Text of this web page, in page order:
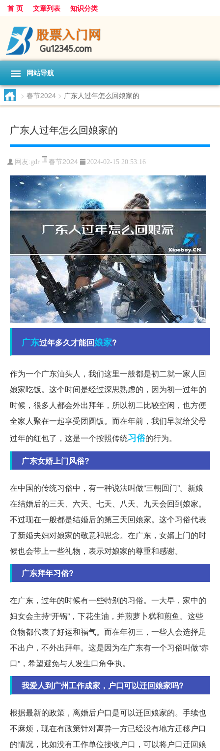
首 页 文章列表 知识分类
网站导航
> 春节2024 > 广东人过年怎么回娘家的
广东人过年怎么回娘家的
网友:gdr 春节2024 2024-02-15 20:53:16
广东过年多久才能回娘家?
作为一个广东汕头人，我们这里一般都是初二就一家人回
娘家吃饭。这个时间是经过深思熟虑的，因为初一过年的
时候，很多人都会外出拜年，所以初二比较空闲，也方便
全家人聚在一起享受团圆饭。而在年前，我们早就给父母
过年的红包了，这是一个按照传统习俗的行为。
广东女婿上门风俗?
在中国的传统习俗中，有一种说法叫做“三朝回门”。新娘
在结婚后的三天、六天、七天、八天、九天会回到娘家。
不过现在一般都是结婚后的第三天回娘家。这个习俗代表
了新婚夫妇对娘家的敬意和思念。在广东，女婿上门的时
候也会带上一些礼物，表示对娘家的尊重和感谢。
广东拜年习俗?
在广东，过年的时候有一些特别的习俗。一大早，家中的
妇女会主持“开锅”，下花生油，并煎萝卜糕和煎鱼。这些
食物都代表了好运和福气。而在年初三，一些人会选择足
不出户，不外出拜年。这是因为在广东有一个习俗叫做“赤
口”，希望避免与人发生口角争执。
我爱人到广州工作成家，户口可以迁回娘家吗?
根据最新的政策，离婚后户口是可以迁回娘家的。手续也
不麻烦，现在有政策针对离异一方已经没有地方迁移户口
的情况，比如没有工作单位接收户口，可以将户口迁回娘